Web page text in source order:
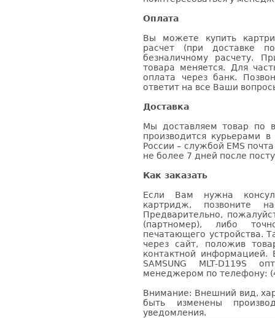
Оплата
Вы можете купить
расчет (при доставке
безналичному расчету.
товара меняется. Для
оплата через банк.
ответит на все Ваши
Доставка
Мы доставляем товар по
производится курьерами
России – службой EMS
не более 7 дней после
Как заказать
Если Вам нужна
картридж, позвоните
Предварительно,
(партномер), либо
печатающего устройства.
через сайт, положив
контактной информацией.
SAMSUNG MLT-D119S
менеджером по телефону:
Внимание: Внешний вид,
быть изменены
уведомления.